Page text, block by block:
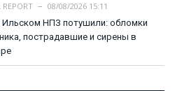
08/08/2026 15:11
НПЗ потушили: обломки
пострадавшие и сирены в